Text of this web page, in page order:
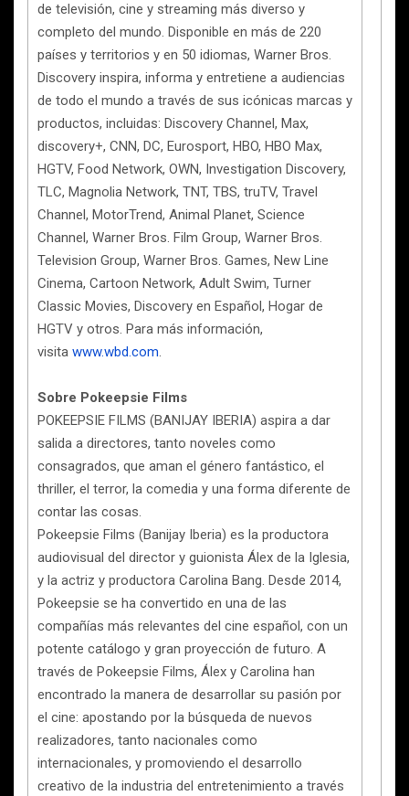
de televisión, cine y streaming más diverso y
completo del mundo. Disponible en más de 220
países y territorios y en 50 idiomas, Warner Bros.
Discovery inspira, informa y entretiene a audiencias
de todo el mundo a través de sus icónicas marcas y
productos, incluidas: Discovery Channel, Max,
discovery+, CNN, DC, Eurosport, HBO, HBO Max,
HGTV, Food Network, OWN, Investigation Discovery,
TLC, Magnolia Network, TNT, TBS, truTV, Travel
Channel, MotorTrend, Animal Planet, Science
Channel, Warner Bros. Film Group, Warner Bros.
Television Group, Warner Bros. Games, New Line
Cinema, Cartoon Network, Adult Swim, Turner
Classic Movies, Discovery en Español, Hogar de
HGTV y otros. Para más información,
visita www.wbd.com.
Sobre Pokeepsie Films
POKEEPSIE FILMS (BANIJAY IBERIA) aspira a dar
salida a directores, tanto noveles como
consagrados, que aman el género fantástico, el
thriller, el terror, la comedia y una forma diferente de
contar las cosas.
Pokeepsie Films (Banijay Iberia) es la productora
audiovisual del director y guionista Álex de la Iglesia,
y la actriz y productora Carolina Bang. Desde 2014,
Pokeepsie se ha convertido en una de las
compañías más relevantes del cine español, con un
potente catálogo y gran proyección de futuro. A
través de Pokeepsie Films, Álex y Carolina han
encontrado la manera de desarrollar su pasión por
el cine: apostando por la búsqueda de nuevos
realizadores, tanto nacionales como
internacionales, y promoviendo el desarrollo
creativo de la industria del entretenimiento a través